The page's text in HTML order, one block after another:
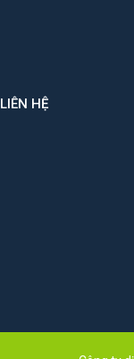
LIÊN HỆ